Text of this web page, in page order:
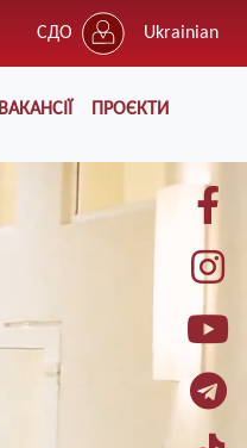
СДО Ukrainian
ВАКАНСІЇ ПРОЄКТИ